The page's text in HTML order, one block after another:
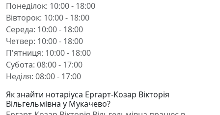
Понеділок: 10:00 - 18:00
Вівторок: 10:00 - 18:00
Середа: 10:00 - 18:00
Четвер: 10:00 - 18:00
П'ятниця: 10:00 - 18:00
Субота: 08:00 - 17:00
Неділя: 08:00 - 17:00
Як знайти нотаріуса Ергарт-Козар Вікторія
Вільгельмівна у Мукачево?